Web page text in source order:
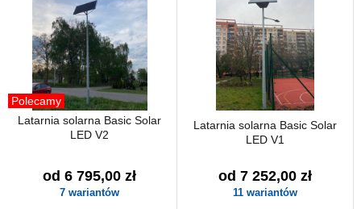
Polecamy
Latarnia solarna Basic Solar
LED V2
od 6 795,00 zł
7 wariantów
Latarnia solarna Basic Solar
LED V1
od 7 252,00 zł
11 wariantów